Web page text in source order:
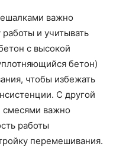
важно
и учитывать
с высокой
бетон)
чтобы избежать
С другой
смесями важно
работы
перемешивания.